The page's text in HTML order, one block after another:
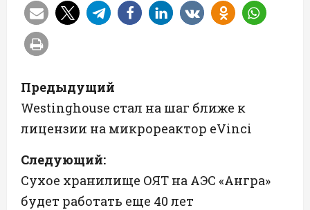
Н
а
в
и
г
Предыдущий
Westinghouse стал на шаг ближе к
лицензии на микрореактор eVinci
Следующий:
Сухое хранилище ОЯТ на АЭС «Ангра»
будет работать еще 40 лет